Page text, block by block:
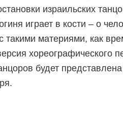
израильских
играет в кости – о
такими материями, как
хореографического
будет